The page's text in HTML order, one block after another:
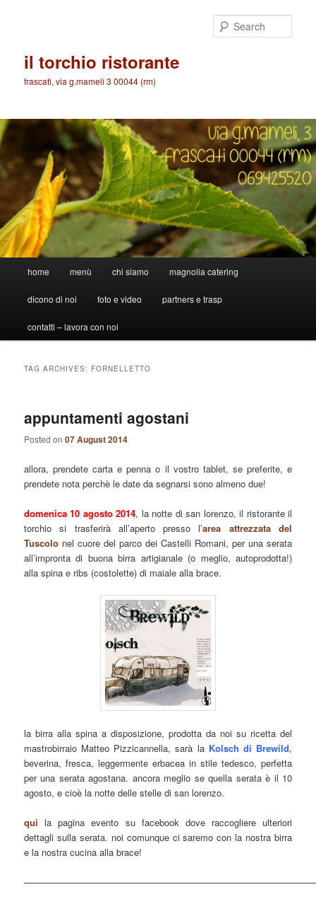
il torchio ristorante
frascati, via g.mameli 3 00044 (rm)
home menù chi siamo magnolia catering
dicono di noi foto e video partners e trasp
contatti – lavora con noi
TAG ARCHIVES: FORNELLETTO
appuntamenti agostani
Posted on07 August 2014
allora, prendete carta e penna o il vostro tablet, se preferite, e
prendete nota perchè le date da segnarsi sono almeno due!
domenica 10 agosto 2014, la notte di san lorenzo, il ristorante il
torchio si trasferirà all’aperto presso l’area attrezzata del
Tuscolo nel cuore del parco dei Castelli Romani, per una serata
all’impronta di buona birra artigianale (o meglio, autoprodotta!)
alla spina e ribs (costolette) di maiale alla brace.
la birra alla spina a disposizione, prodotta da noi su ricetta del
mastrobirraio Matteo Pizzicannella, sarà la Kolsch di Brewild,
beverina, fresca, leggermente erbacea in stile tedesco, perfetta
per una serata agostana. ancora meglio se quella serata è il 10
agosto, e cioè la notte delle stelle di san lorenzo.
qui la pagina evento su facebook dove raccogliere ulteriori
dettagli sulla serata. noi comunque ci saremo con la nostra birra
e la nostra cucina alla brace!